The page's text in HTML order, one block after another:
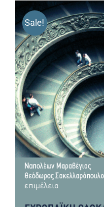
Sale!